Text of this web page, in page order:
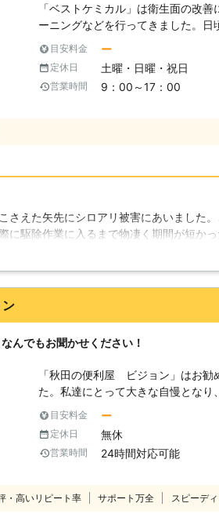
「ベストケミカル」は衛生面の改
ーニングなどを行ってきました。
ので、汚れが気になる方もたくさ
アリ駆除をご要望のお客様もたく
が大切なお家に入ってきては、せ
す。無数のシロアリがお家の中に
ングもしっかり行います。「超微
悪くなることもありません。 当社
とを願っているので、思う存分当社
目安料金 ー
定休日 土曜・日曜・祝日
営業時間 9：00～17：00
さえた矢先にシロアリ被害にあいました
に駆除作業に入るまで物凄く期間が短か
月16日
んでもお聞かせください！
「秋田の便利屋 ビジョン」はお勧
た。私達にとって大きな自慢とな
け、私達の実力を認めてくださっ
をご覧になって「一度頼んでみよ
もお電話ください。「ビジョン」
りますので、当然「シロアリ駆除」に
守るためにも必要な施工です。人
腕、床下は足ということになりま
目安料金 ー
定休日 無休
営業時間 24時間対応可能
・高いリピート率 サポート万全 スピーデ